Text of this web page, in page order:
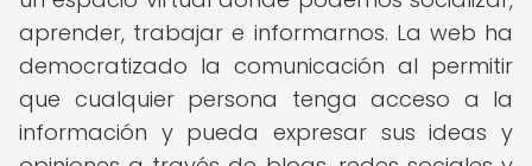
aprender, trabajar e informarnos. La web ha
democratizado la comunicación al permitir
que cualquier persona tenga acceso a la
información y pueda expresar sus ideas y